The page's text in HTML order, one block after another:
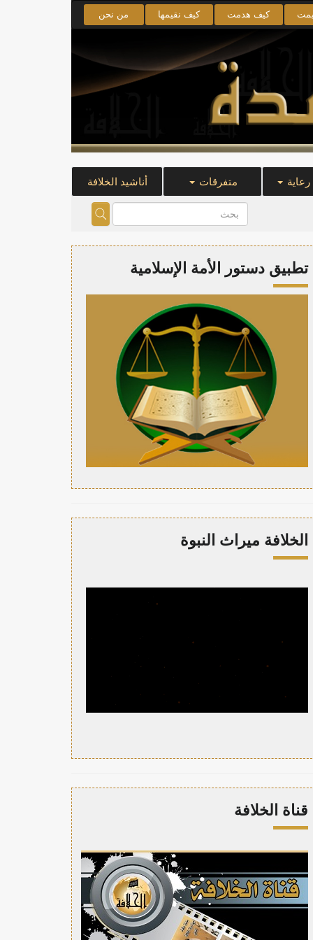
كيف هدمت كيف نقيمها من نحن
متفرقات أناشيد الخلافة
تطبيق دستور الأمة الإسلامية
الخلافة ميراث النبوة
قناة الخلافة